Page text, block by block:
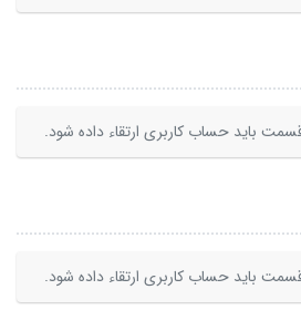
باید حساب کاربری ارتقاء داده شود.
باید حساب کاربری ارتقاء داده شود.